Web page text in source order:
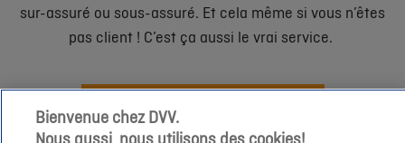
sur-assuré ou sous-assuré. Et cela même si vous n’êtes
pas client ! C’est ça aussi le vrai service.
Planifiez votre check-up assurances
Bienvenue chez DVV.